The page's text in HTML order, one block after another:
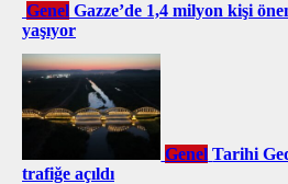
Genel Gazze’de 1,4 milyon kişi
yaşıyor
Genel Tarihi
trafiğe açıldı